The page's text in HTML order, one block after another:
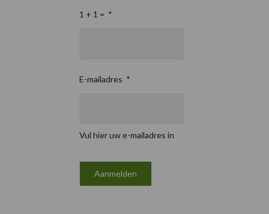
1 + 1 = *
E-mailadres *
Vul hier uw e-mailadres in